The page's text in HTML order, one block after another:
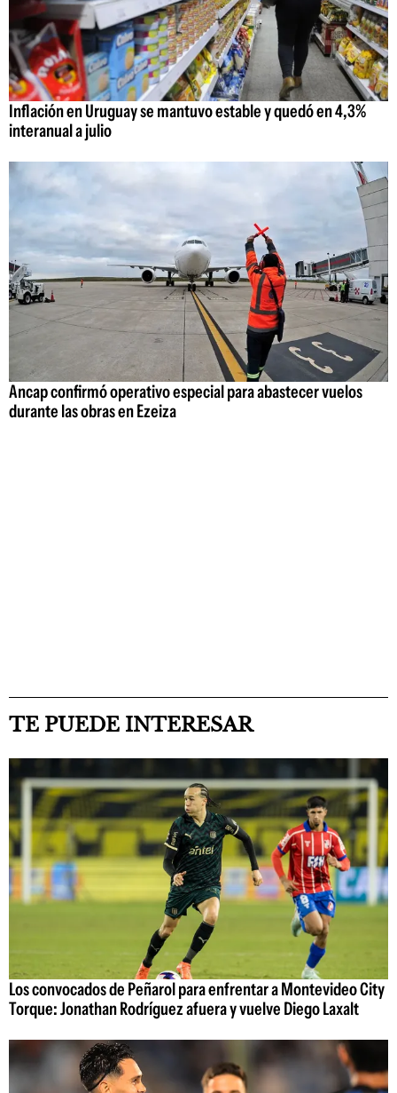
Inflación en Uruguay se mantuvo estable y quedó en 4,3%
interanual a julio
Ancap confirmó operativo especial para abastecer vuelos
durante las obras en Ezeiza
TE PUEDE INTERESAR
Los convocados de Peñarol para enfrentar a Montevideo City
Torque: Jonathan Rodríguez afuera y vuelve Diego Laxalt